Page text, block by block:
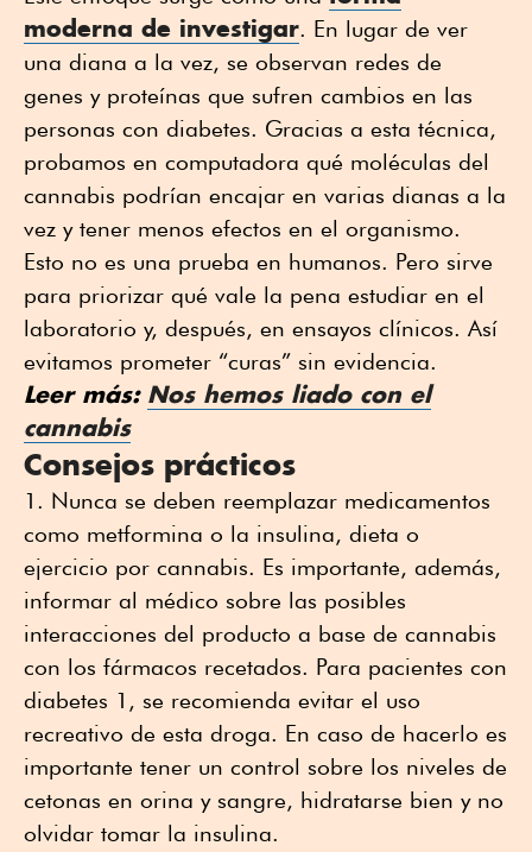
moderna de investigar. En lugar de ver
una diana a la vez, se observan redes de
genes y proteínas que sufren cambios en las
personas con diabetes. Gracias a esta técnica,
probamos en computadora qué moléculas del
cannabis podrían encajar en varias dianas a la
vez y tener menos efectos en el organismo.
Esto no es una prueba en humanos. Pero sirve
para priorizar qué vale la pena estudiar en el
laboratorio y, después, en ensayos clínicos. Así
evitamos prometer “curas” sin evidencia.
Leer más: Nos hemos liado con el
cannabis
Consejos prácticos
Nunca se deben reemplazar medicamentos
como metformina o la insulina, dieta o
ejercicio por cannabis. Es importante, además,
informar al médico sobre las posibles
interacciones del producto a base de cannabis
con los fármacos recetados. Para pacientes con
diabetes 1, se recomienda evitar el uso
recreativo de esta droga. En caso de hacerlo es
importante tener un control sobre los niveles de
cetonas en orina y sangre, hidratarse bien y no
olvidar tomar la insulina.